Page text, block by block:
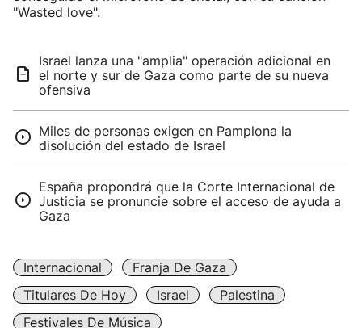
"Wasted love".
Israel lanza una "amplia" operación adicional en
el norte y sur de Gaza como parte de su nueva
ofensiva
Miles de personas exigen en Pamplona la
disolución del estado de Israel
España propondrá que la Corte Internacional de
Justicia se pronuncie sobre el acceso de ayuda a
Gaza
Internacional
Franja De Gaza
Titulares De Hoy
Israel
Palestina
Festivales De Música